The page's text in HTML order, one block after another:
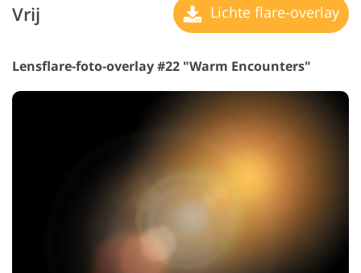
Vrij Lichte flare-overlay
Lensflare-foto-overlay #22 "Warm Encounters"